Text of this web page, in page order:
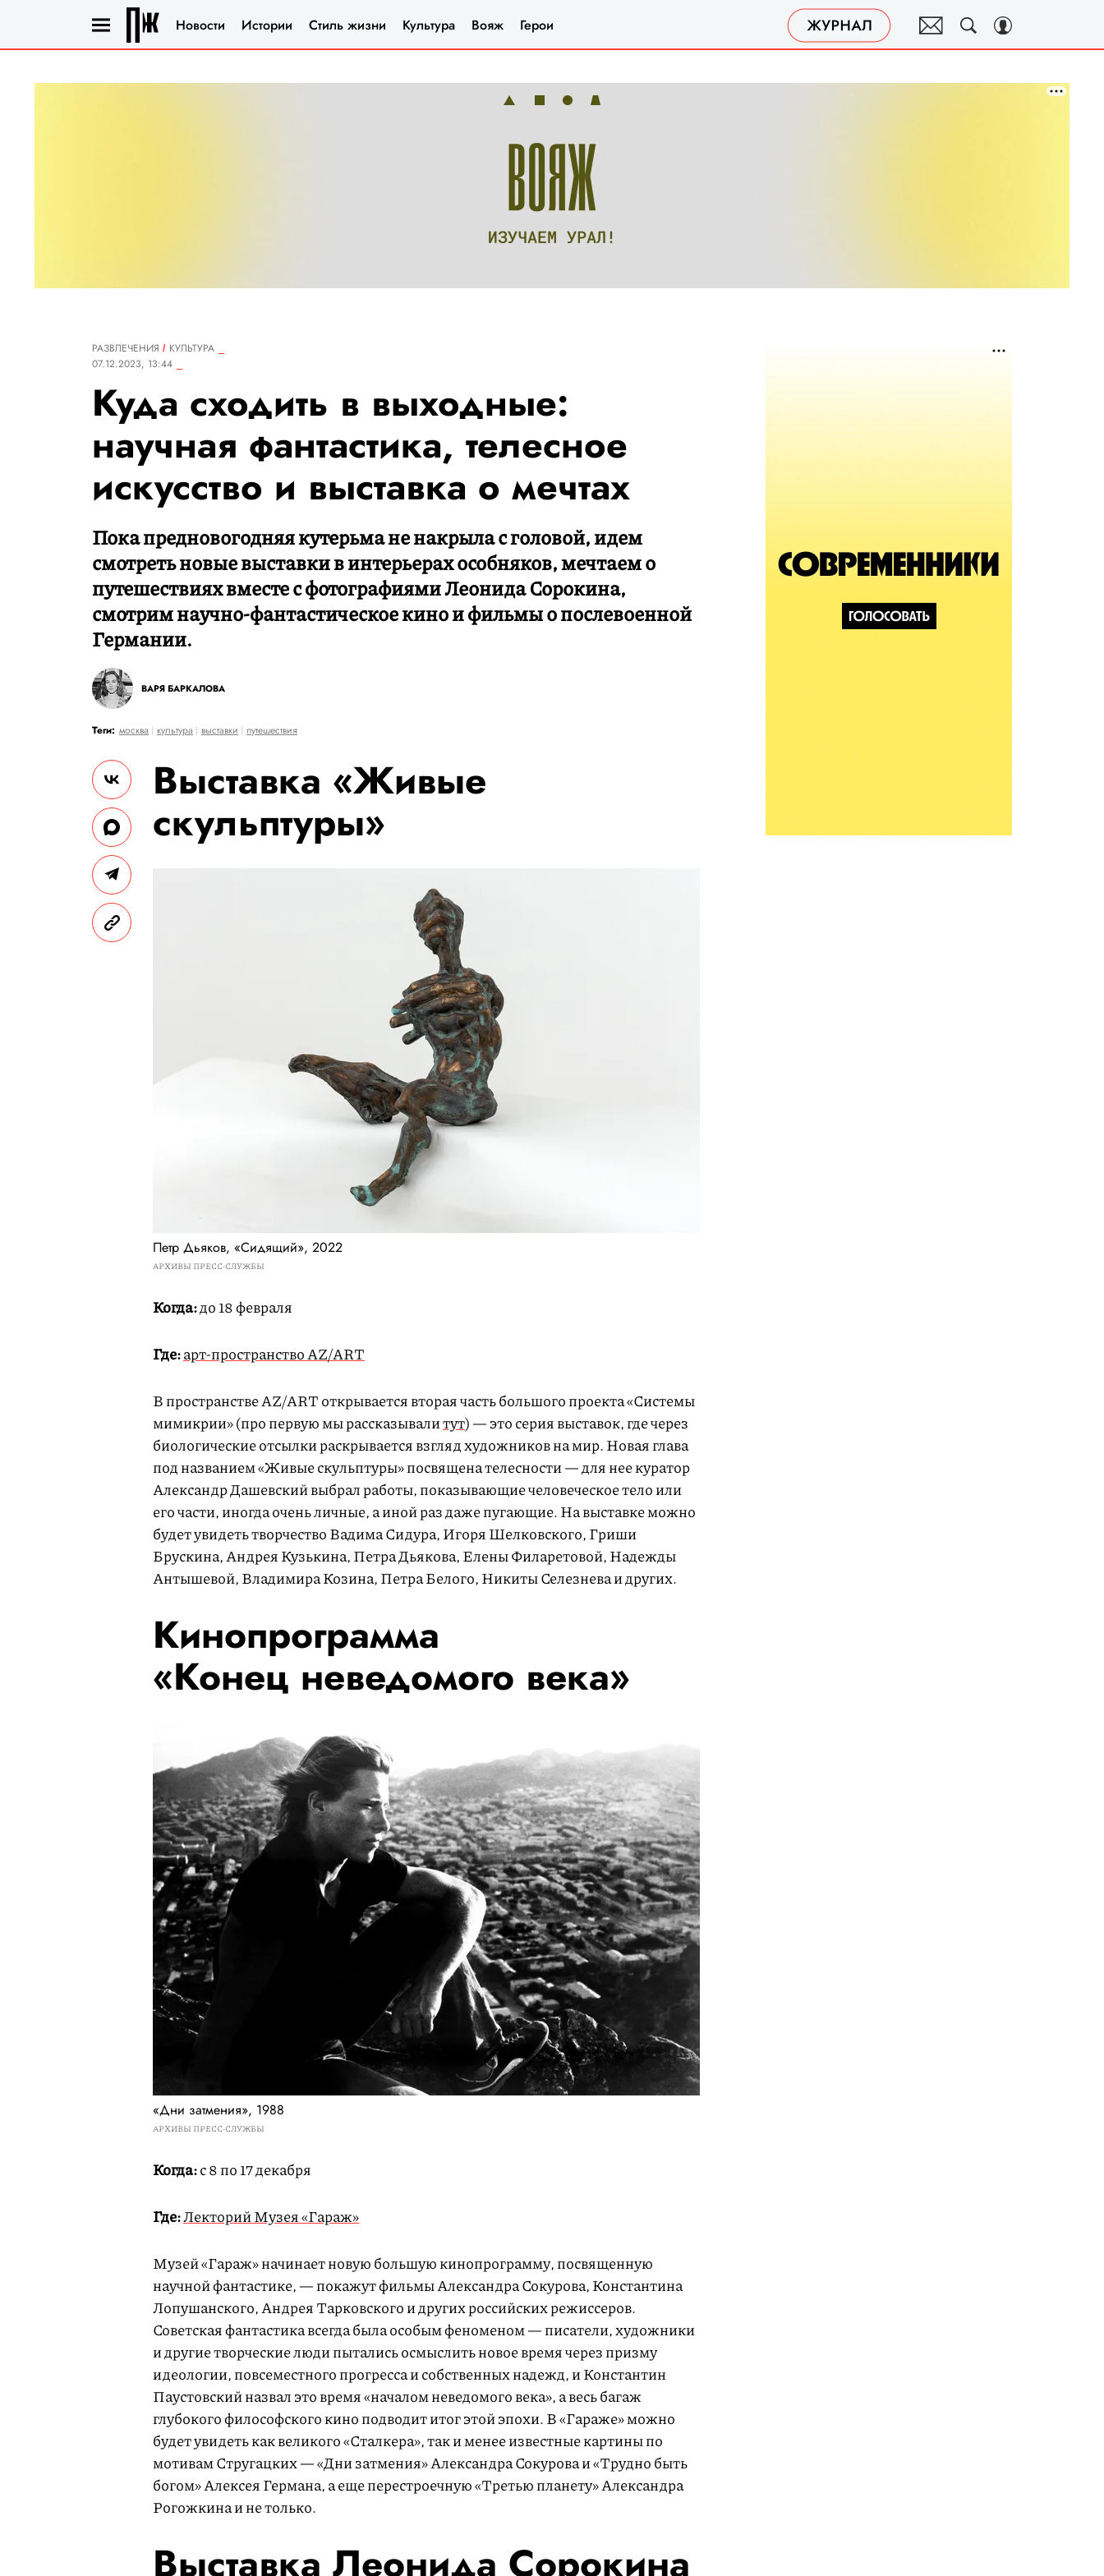
Новости Истории Стиль жизни Культура Вояж Герои
РАЗВЛЕЧЕНИЯ
КУЛЬТУРА
07.12.2023, 13:44
Куда сходить в выходные:
научная фантастика, телесное
искусство и выставка о мечтах
Пока предновогодняя кутерьма не накрыла с головой, идем
смотреть новые выставки в интерьерах особняков, мечтаем о
путешествиях вместе с фотографиями Леонида Сорокина,
смотрим научно-фантастическое кино и фильмы о послевоенной
Германии.
ВАРЯ БАРКАЛОВА
Теги: москва культура выставки путешествия
Выставка «Живые
скульптуры»
Петр Дьяков, «Сидящий», 2022
АРХИВЫ ПРЕСС-СЛУЖБЫ
Когда:до 18 февраля
Где:арт-пространство AZ/ART
В пространстве AZ/ART открывается вторая часть большого проекта «Системы
мимикрии» (про первую мы рассказывалитут) — это серия выставок, где через
биологические отсылки раскрывается взгляд художников на мир. Новая глава
под названием «Живые скульптуры» посвящена телесности — для нее куратор
Александр Дашевский выбрал работы, показывающие человеческое тело или
его части, иногда очень личные, а иной раз даже пугающие. На выставке можно
будет увидеть творчество Вадима Сидура, Игоря Шелковского, Гриши
Брускина, Андрея Кузькина, Петра Дьякова, Елены Филаретовой, Надежды
Антышевой, Владимира Козина, Петра Белого, Никиты Селезнева и других.
Кинопрограмма
«Конец неведомого века»
«Дни затмения», 1988
АРХИВЫ ПРЕСС-СЛУЖБЫ
Когда:с 8 по 17 декабря
Где:Лекторий Музея «Гараж»
Музей «Гараж» начинает новую большую кинопрограмму, посвященную
научной фантастике, — покажут фильмы Александра Сокурова, Константина
Лопушанского, Андрея Тарковского и других российских режиссеров.
Советская фантастика всегда была особым феноменом — писатели, художники
и другие творческие люди пытались осмыслить новое время через призму
идеологии, повсеместного прогресса и собственных надежд, и Константин
Паустовский назвал это время «началом неведомого века», а весь багаж
глубокого философского кино подводит итог этой эпохи. В «Гараже» можно
будет увидеть как великого «Сталкера», так и менее известные картины по
мотивам Стругацких — «Дни затмения» Александра Сокурова и «Трудно быть
богом» Алексея Германа, а еще перестроечную «Третью планету» Александра
Рогожкина и не только.
Выставка Леонида Сорокина